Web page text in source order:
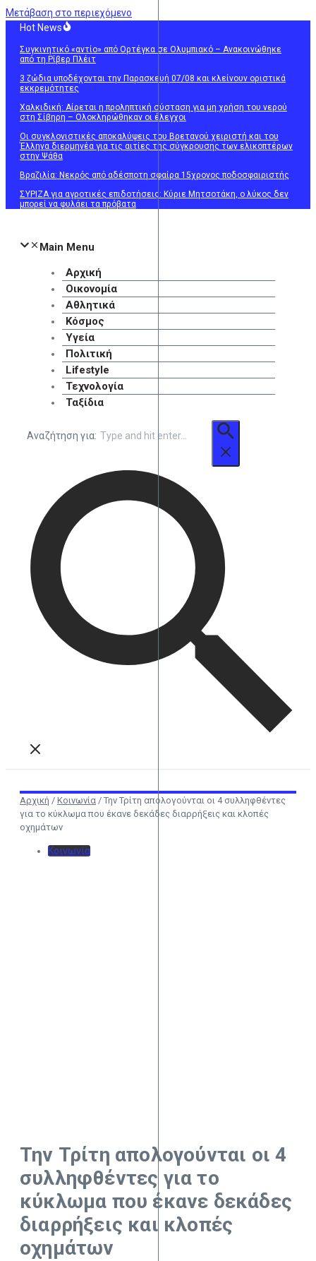
Μετάβαση στο περιεχόμενο
Hot News
Συγκινητικό «αντίο» από Ορτέγκα σε Ολυμπιακό – Ανακοινώθηκε
από τη Ρίβερ Πλέιτ
3 ζώδια υποδέχονται την Παρασκευή 07/08 και κλείνουν οριστικά
εκκρεμότητες
Χαλκιδική: Αίρεται η προληπτική σύσταση για μη χρήση του νερού
στη Σίβηρη – Ολοκληρώθηκαν οι έλεγχοι
Οι συγκλονιστικές αποκαλύψεις του Βρετανού χειριστή και του
Έλληνα διερμηνέα για τις αιτίες της σύγκρουσης των ελικοπτέρων
στην Ψάθα
Βραζιλία: Νεκρός από αδέσποτη σφαίρα 15χρονος ποδοσφαιριστής
ΣΥΡΙΖΑ για αγροτικές επιδοτήσεις: Κύριε Μητσοτάκη, ο λύκος δεν
μπορεί να φυλάει τα πρόβατα
Main Menu
Αρχική
Οικονομία
Αθλητικά
Κόσμος
Υγεία
Πολιτική
Lifestyle
Τεχνολογία
Ταξίδια
Αναζήτηση για:
Αρχική / Κοινωνία / Την Τρίτη απολογούνται οι 4 συλληφθέντες
για το κύκλωμα που έκανε δεκάδες διαρρήξεις και κλοπές
οχημάτων
Κοινωνία
Την Τρίτη απολογούνται οι 4
συλληφθέντες για το
κύκλωμα που έκανε δεκάδες
διαρρήξεις και κλοπές
οχημάτων